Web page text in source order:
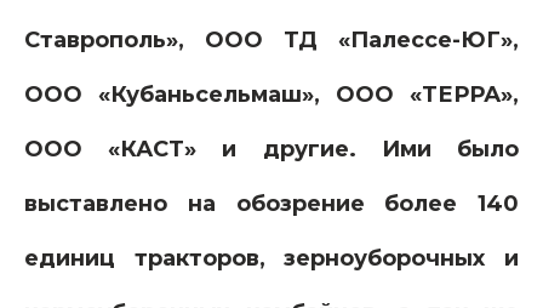
Ставрополь», ООО ТД «Палессе-ЮГ»,
ООО «Кубаньсельмаш», ООО «ТЕРРА»,
ООО «КАСТ» и другие. Ими было
выставлено на обозрение более 140
единиц тракторов, зерноуборочных и